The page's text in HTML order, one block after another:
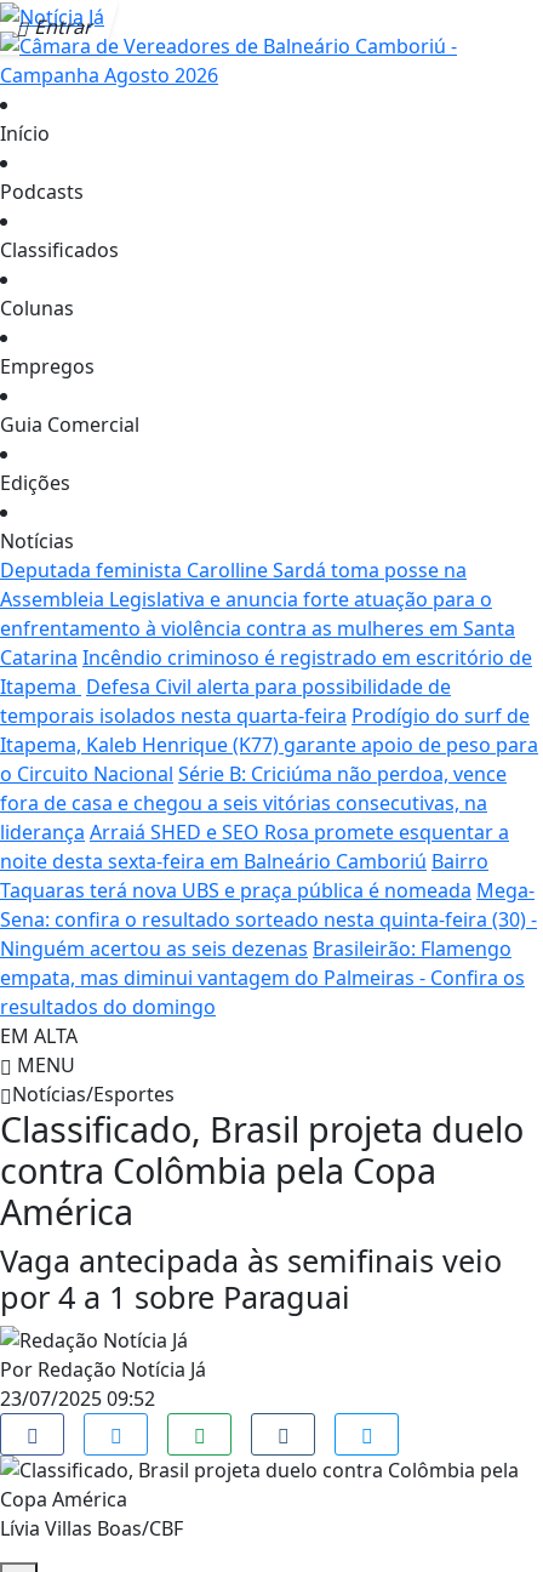
Entrar
Início
Podcasts
Classificados
Colunas
Empregos
Guia Comercial
Edições
Notícias
Deputada feminista Carolline Sardá toma posse na
Assembleia Legislativa e anuncia forte atuação para o
enfrentamento à violência contra as mulheres em Santa
Catarina Incêndio criminoso é registrado em escritório de
Itapema Defesa Civil alerta para possibilidade de
temporais isolados nesta quarta-feira Prodígio do surf de
Itapema, Kaleb Henrique (K77) garante apoio de peso para
o Circuito Nacional Série B: Criciúma não perdoa, vence
fora de casa e chegou a seis vitórias consecutivas, na
liderança Arraiá SHED e SEO Rosa promete esquentar a
noite desta sexta-feira em Balneário Camboriú Bairro
Taquaras terá nova UBS e praça pública é nomeada Mega-
Sena: confira o resultado sorteado nesta quinta-feira (30) -
Ninguém acertou as seis dezenas Brasileirão: Flamengo
empata, mas diminui vantagem do Palmeiras - Confira os
resultados do domingo
EM ALTA
MENU
Notícias/Esportes
Classificado, Brasil projeta duelo
contra Colômbia pela Copa
América
Vaga antecipada às semifinais veio
por 4 a 1 sobre Paraguai
Por Redação Notícia Já
23/07/2025 09:52
Lívia Villas Boas/CBF